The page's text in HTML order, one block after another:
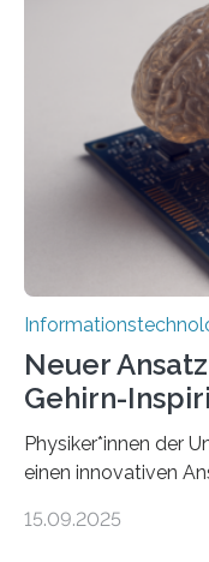
der MindPort
Lösung zur
Avatare. Gen-
kosteneffiziente
erstellen.
Animation, bei der
und Mimik im
Neuer
Gehirn-
Physiker*innen der
einen innovativen
Lösungsweg ist
15.09.2025